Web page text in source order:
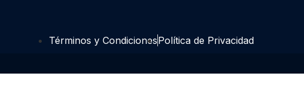
Términos y CondicionesPolítica de Privacidad